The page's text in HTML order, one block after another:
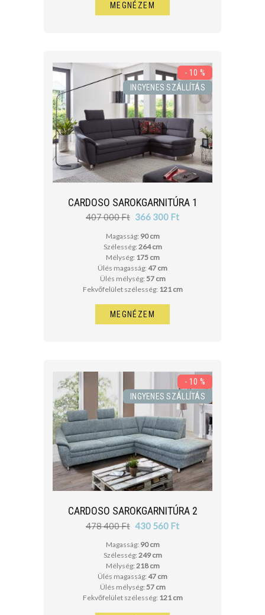
MEGNÉZEM
CARDOSO SAROKGARNITÚRA 1
407 000 Ft 366 300 Ft
- 10 %
INGYENES SZÁLLÍTÁS
Magasság: 90 cm
Szélesség: 264 cm
Mélység: 175 cm
Ülés magasság: 47 cm
Ülés mélység: 57 cm
Fekvőfelület szélesség: 121 cm
MEGNÉZEM
CARDOSO SAROKGARNITÚRA 2
478 400 Ft 430 560 Ft
- 10 %
INGYENES SZÁLLÍTÁS
Magasság: 90 cm
Szélesség: 249 cm
Mélység: 218 cm
Ülés magasság: 47 cm
Ülés mélység: 57 cm
Fekvőfelület szélesség: 121 cm